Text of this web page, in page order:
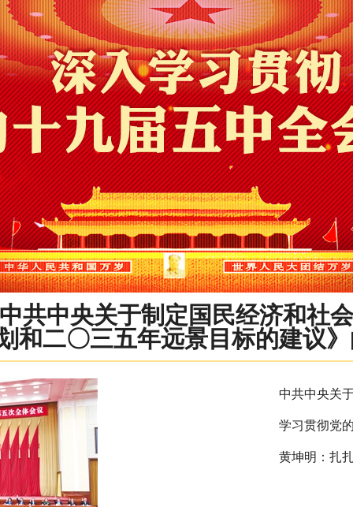
共中央关于制定国民经济和社
和二〇三五年远景目标的建议